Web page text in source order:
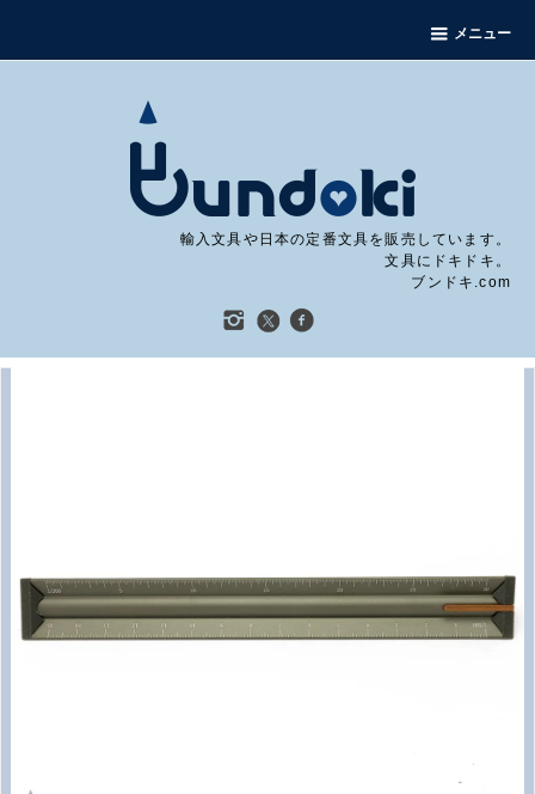
メニュー
輸入文具や日本の定番文具を販売しています。
文具にドキドキ。
ブンドキ.com